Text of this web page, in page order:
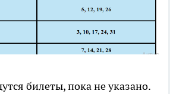
билеты, пока не указано.